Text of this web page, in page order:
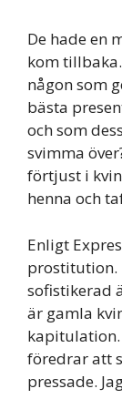
De hade en
kom
någon som
bästa
och som
svimma
förtjust i
henna och
Enligt
prostitution.
sofistikerad
är gamla
föredrar att
pressade.